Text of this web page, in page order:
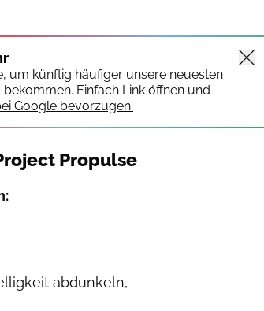
um künftig häufiger unsere neuesten
Einfach Link öffnen und
Google bevorzugen.
Propulse
abdunkeln,